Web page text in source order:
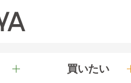
買いたい